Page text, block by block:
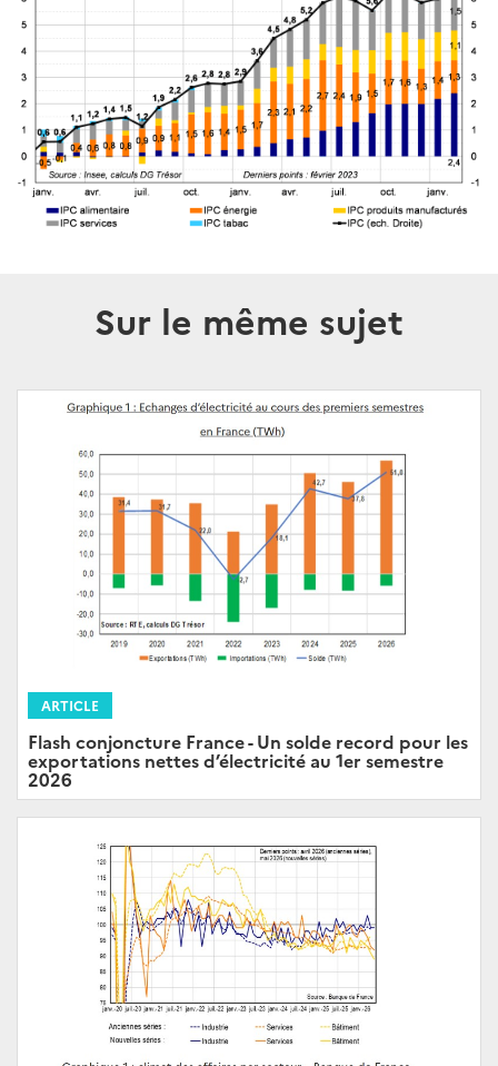
Sur le même sujet
ARTICLE
Flash conjoncture France - Un solde record pour les
exportations nettes d’électricité au 1er semestre
2026